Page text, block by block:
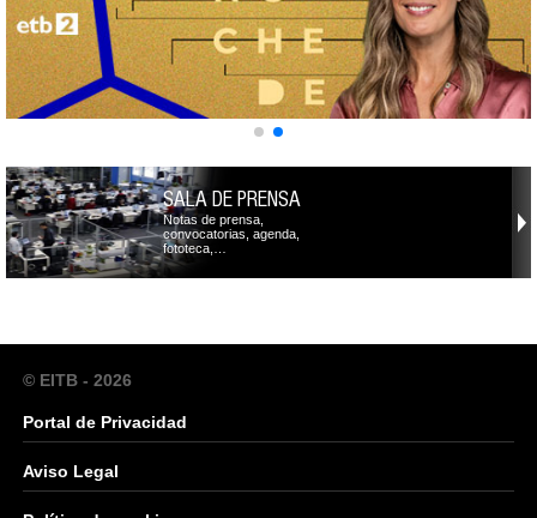
SALA DE PRENSA
Notas de prensa,
convocatorias, agenda,
fototeca,…
© EITB - 2026
Portal de Privacidad
Aviso Legal